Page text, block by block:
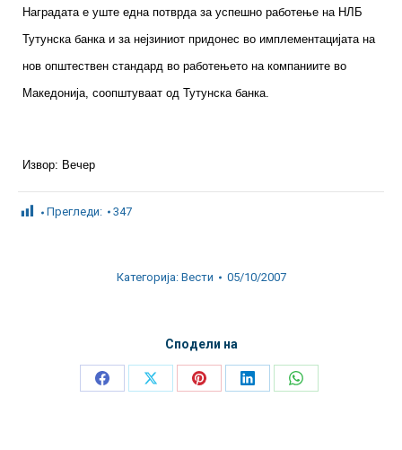
Наградата е уште една потврда за успешно работење на НЛБ
Тутунска банка и за нејзиниот придонес во имплементацијата на
нов општествен стандард во работењето на компаниите во
Македонија, соопштуваат од Тутунска банка.
Извор: Вечер
Прегледи: 347
Категорија: Вести 05/10/2007
Сподели на
Share
Share
Share
Share
Share